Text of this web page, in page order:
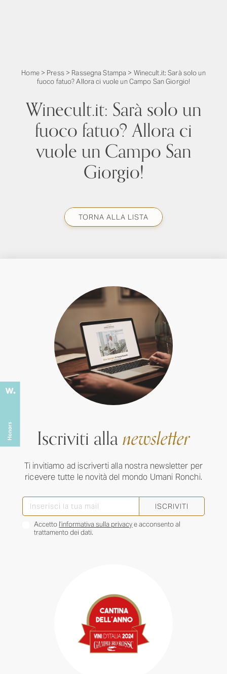
Home> Press> Rassegna Stampa > Winecult.it: Sarà solo un
fuoco fatuo? Allora ci vuole un Campo San Giorgio!
Winecult.it: Sarà solo un
fuoco fatuo? Allora ci
vuole un Campo San
Giorgio!
TORNA ALLA LISTA
Iscriviti allanewsletter
Ti invitiamo ad iscriverti alla nostra newsletter per
ricevere tutte le novità del mondo Umani Ronchi.
ISCRIVITI
Accetto l’informativa sulla privacye acconsento al
trattamento dei dati.